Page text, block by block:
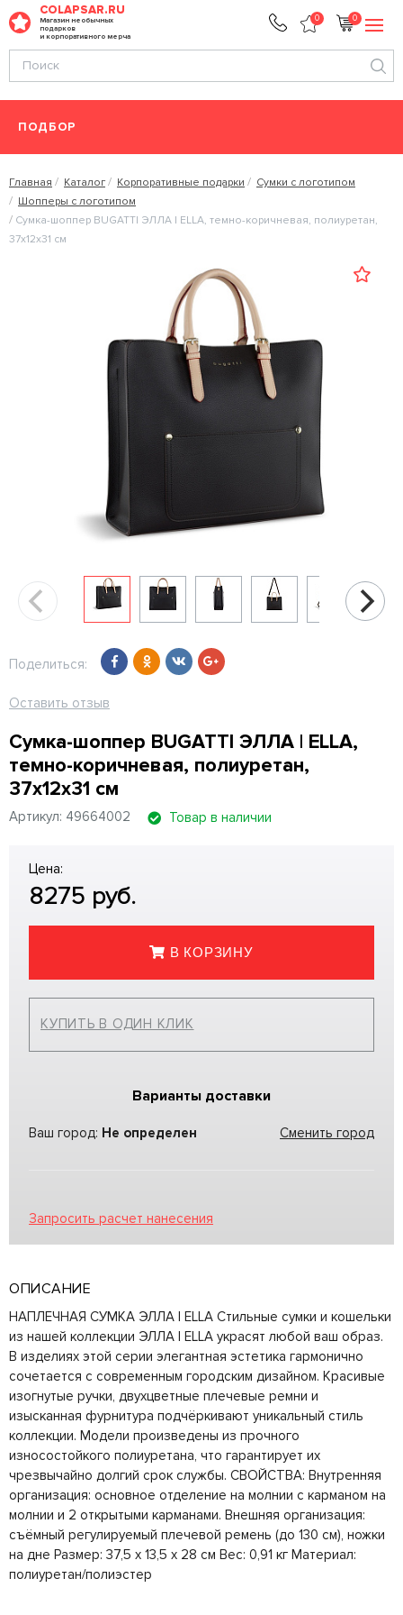
COLAPSAR.RU
Магазин необычных
подарков
и корпоративного мерча
0 0
ПОДБОР
Главная Каталог Корпоративные подарки
Сумки с логотипом
Шопперы с логотипом
Сумка-шоппер BUGATTI ЭЛЛА | ELLA, темно-коричневая, полиуретан,
37х12х31 см
Поделиться:
Оставить отзыв
Сумка-шоппер BUGATTI ЭЛЛА | ELLA,
темно-коричневая, полиуретан,
37х12х31 см
Артикул: 49664002 Товар в наличии
Цена:
8275 руб.
В КОРЗИНУ
КУПИТЬ В ОДИН КЛИК
Варианты доставки
Ваш город: Не определен Сменить город
Запросить расчет нанесения
ОПИСАНИЕ
НАПЛЕЧНАЯ СУМКА ЭЛЛА | ELLA Стильные сумки и кошельки
из нашей коллекции ЭЛЛА | ELLA украсят любой ваш образ.
В изделиях этой серии элегантная эстетика гармонично
сочетается с современным городским дизайном. Красивые
изогнутые ручки, двухцветные плечевые ремни и
изысканная фурнитура подчёркивают уникальный стиль
коллекции. Модели произведены из прочного
износостойкого полиуретана, что гарантирует их
чрезвычайно долгий срок службы. СВОЙСТВА: Внутренняя
организация: основное отделение на молнии с карманом на
молнии и 2 открытыми карманами. Внешняя организация:
съёмный регулируемый плечевой ремень (до 130 см), ножки
на дне Размер: 37,5 x 13,5 x 28 см Вес: 0,91 кг Материал:
полиуретан/полиэстер